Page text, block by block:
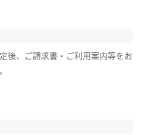
後、ご請求書・ご利用案内等をお